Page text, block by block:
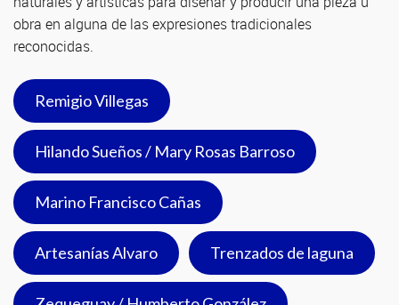
obra en alguna de las expresiones tradicionales
reconocidas.
Remigio Villegas
Hilando Sueños / Mary Rosas Barroso
Marino Francisco Cañas
Artesanías Alvaro Trenzados de laguna